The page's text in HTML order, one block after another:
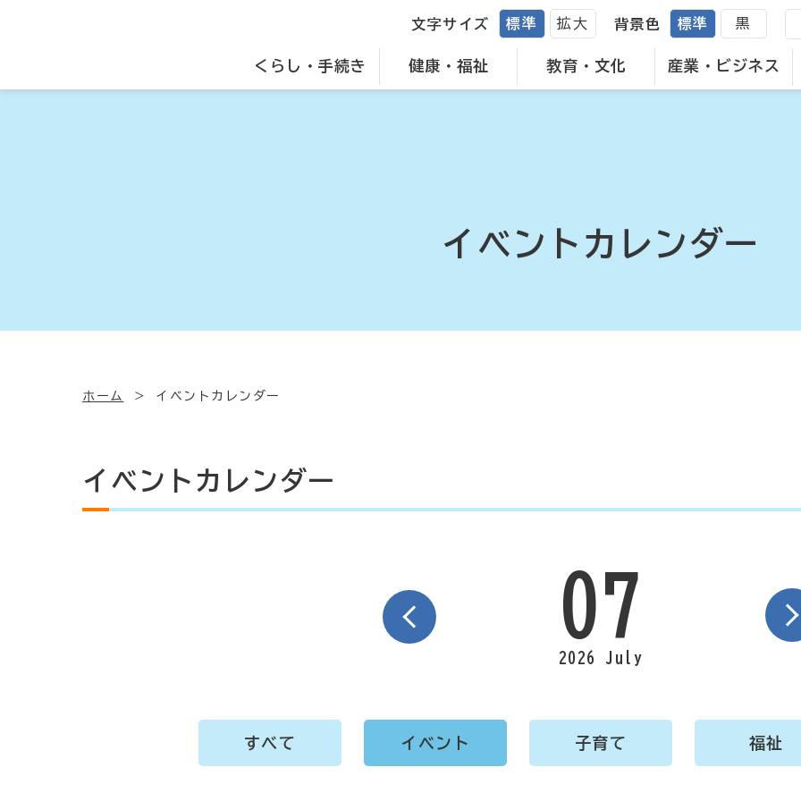
くらし・手続き 健康・福祉 教育・文化 産業・ビジネス
文字サイズ 標準 拡大 背景色 標準 黒
イベントカレンダー
ホーム イベントカレンダー
イベントカレンダー
07
2026 July
すべて イベント 子育て 福祉